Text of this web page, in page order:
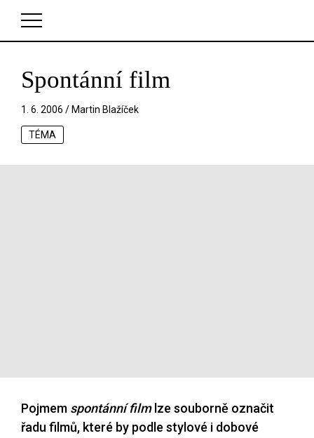
V košíku zatím nemáte žádné položky.
Spontánní film
1. 6. 2006 / Martin Blažíček
TÉMA
Pojmem spontánní filmlze souborně označit
řadu filmů, které by podle stylové i dobové